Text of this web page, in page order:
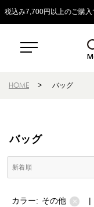
税込み7,700円以上のご購入
HOME > バッグ
バッグ
カラー: その他 × |